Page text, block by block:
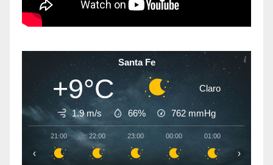
Santa Fe
+9°C Claro
1.9 m/s 66% 762 mmHg
21:00 22:00 23:00 00:00 01:00
‹ ›